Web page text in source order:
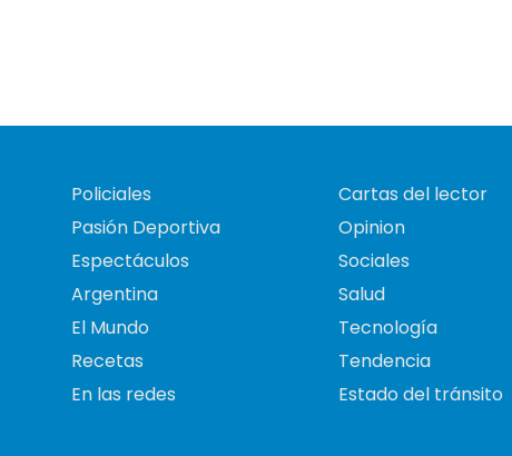
Policiales
Pasión Deportiva
Espectáculos
Argentina
El Mundo
Recetas
En las redes
Cartas del lector
Opinion
Sociales
Salud
Tecnología
Tendencia
Estado del tránsito